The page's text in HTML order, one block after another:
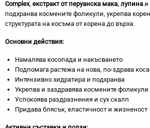
Complex, екстракт от перуанска мака, лупина и
подхранва космените фоликули, укрепва
структурата на косъма от корена до върха.
Основни действия:
Намалява косопада и накъсването
Подпомага растежа на нова, по-здрава коса
Интензивно хидратира и подхранва
Укрепва и заздравява космените фоликули
Успокоява раздразнения и сух скалп
Придава блясък, еластичност и жизненост